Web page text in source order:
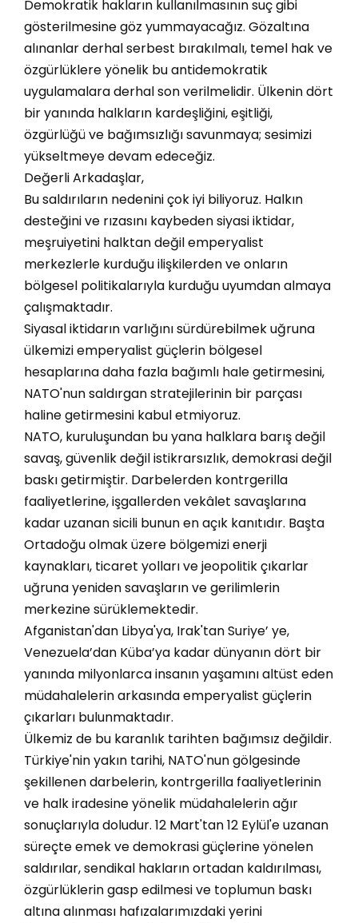
Demokratik hakların kullanılmasının suç gibi
gösterilmesine göz yummayacağız. Gözaltına
alınanlar derhal serbest bırakılmalı, temel hak ve
özgürlüklere yönelik bu antidemokratik
uygulamalara derhal son verilmelidir. Ülkenin dört
bir yanında halkların kardeşliğini, eşitliği,
özgürlüğü ve bağımsızlığı savunmaya; sesimizi
yükseltmeye devam edeceğiz.
Değerli Arkadaşlar,
Bu saldırıların nedenini çok iyi biliyoruz. Halkın
desteğini ve rızasını kaybeden siyasi iktidar,
meşruiyetini halktan değil emperyalist
merkezlerle kurduğu ilişkilerden ve onların
bölgesel politikalarıyla kurduğu uyumdan almaya
çalışmaktadır.
Siyasal iktidarın varlığını sürdürebilmek uğruna
ülkemizi emperyalist güçlerin bölgesel
hesaplarına daha fazla bağımlı hale getirmesini,
NATO'nun saldırgan stratejilerinin bir parçası
haline getirmesini kabul etmiyoruz.
NATO, kuruluşundan bu yana halklara barış değil
savaş, güvenlik değil istikrarsızlık, demokrasi değil
baskı getirmiştir. Darbelerden kontrgerilla
faaliyetlerine, işgallerden vekâlet savaşlarına
kadar uzanan sicili bunun en açık kanıtıdır. Başta
Ortadoğu olmak üzere bölgemizi enerji
kaynakları, ticaret yolları ve jeopolitik çıkarlar
uğruna yeniden savaşların ve gerilimlerin
merkezine sürüklemektedir.
Afganistan'dan Libya'ya, Irak'tan Suriye’ ye,
Venezuela’dan Küba’ya kadar dünyanın dört bir
yanında milyonlarca insanın yaşamını altüst eden
müdahalelerin arkasında emperyalist güçlerin
çıkarları bulunmaktadır.
Ülkemiz de bu karanlık tarihten bağımsız değildir.
Türkiye'nin yakın tarihi, NATO'nun gölgesinde
şekillenen darbelerin, kontrgerilla faaliyetlerinin
ve halk iradesine yönelik müdahalelerin ağır
sonuçlarıyla doludur. 12 Mart'tan 12 Eylül'e uzanan
süreçte emek ve demokrasi güçlerine yönelen
saldırılar, sendikal hakların ortadan kaldırılması,
özgürlüklerin gasp edilmesi ve toplumun baskı
altına alınması hafızalarımızdaki yerini